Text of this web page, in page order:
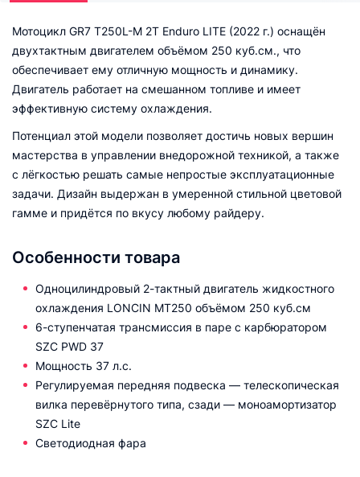
Мотоцикл GR7 T250L-M 2T Enduro LITE (2022 г.) оснащён
двухтактным двигателем объёмом 250 куб.см., что
обеспечивает ему отличную мощность и динамику.
Двигатель работает на смешанном топливе и имеет
эффективную систему охлаждения.
Потенциал этой модели позволяет достичь новых вершин
мастерства в управлении внедорожной техникой, а также
с лёгкостью решать самые непростые эксплуатационные
задачи. Дизайн выдержан в умеренной стильной цветовой
гамме и придётся по вкусу любому райдеру.
Особенности товара
Одноцилиндровый 2-тактный двигатель жидкостного
охлаждения LONCIN MT250 объёмом 250 куб.см
6-ступенчатая трансмиссия в паре с карбюратором
SZC PWD 37
Мощность 37 л.с.
Регулируемая передняя подвеска — телескопическая
вилка перевёрнутого типа, сзади — моноамортизатор
SZC Lite
Светодиодная фара